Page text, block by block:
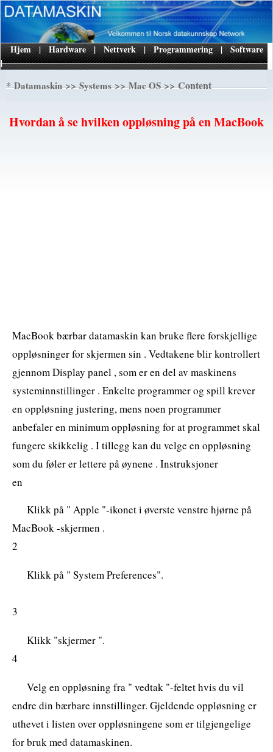
|
Hjem | Hardware | Nettverk | Programmering | Software
*Datamaskin>>Systems>>Mac OS>> Content
Hvordan å se hvilken oppløsning på en MacBook
MacBook bærbar datamaskin kan bruke flere forskjellige
oppløsninger for skjermen sin . Vedtakene blir kontrollert
gjennom Display panel , som er en del av maskinens
systeminnstillinger . Enkelte programmer og spill krever
en oppløsning justering, mens noen programmer
anbefaler en minimum oppløsning for at programmet skal
fungere skikkelig . I tillegg kan du velge en oppløsning
som du føler er lettere på øynene . Instruksjoner
en
Klikk på " Apple "-ikonet i øverste venstre hjørne på
MacBook -skjermen .
2
Klikk på " System Preferences".
3
Klikk "skjermer ".
4
Velg en oppløsning fra " vedtak "-feltet hvis du vil
endre din bærbare innstillinger. Gjeldende oppløsning er
uthevet i listen over oppløsningene som er tilgjengelige
for bruk med datamaskinen.